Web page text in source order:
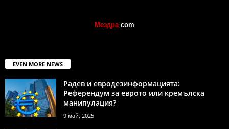
Мездра com
EVEN MORE NEWS
Радев и евродезинформацията:
Референдум за еврото или кремълска
манипулация?
9 май, 2025